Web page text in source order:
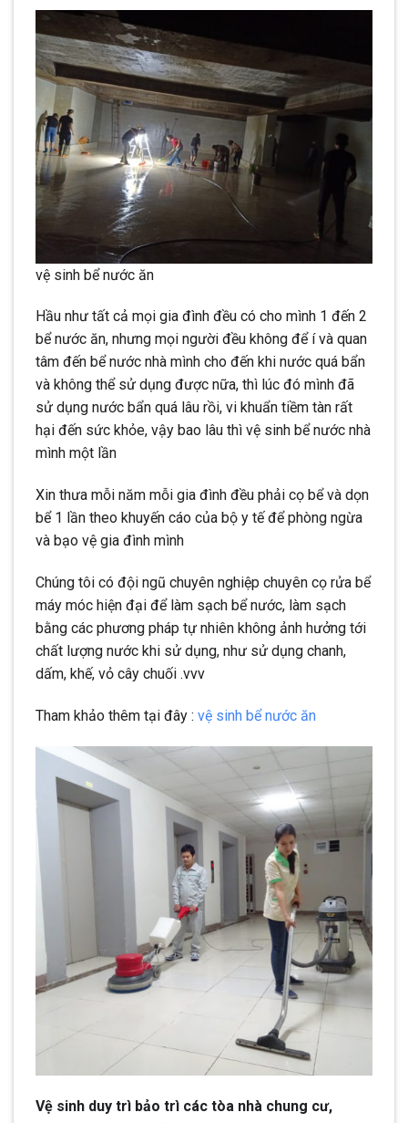
vệ sinh bể nước ăn
Hầu như tất cả mọi gia đình đều có cho mình 1 đến 2
bể nước ăn, nhưng mọi người đều không để í và quan
tâm đến bể nước nhà mình cho đến khi nước quá bẩn
và không thể sử dụng được nữa, thì lúc đó mình đã
sử dụng nước bẩn quá lâu rồi, vi khuẩn tiềm tàn rất
hại đến sức khỏe, vậy bao lâu thì vệ sinh bể nước nhà
mình một lần
Xin thưa mỗi năm mỗi gia đình đều phải cọ bể và dọn
bể 1 lần theo khuyến cáo của bộ y tế để phòng ngừa
và bạo vệ gia đình mình
Chúng tôi có đội ngũ chuyên nghiệp chuyên cọ rửa bể
máy móc hiện đại để làm sạch bể nước, làm sạch
bằng các phương pháp tự nhiên không ảnh hưởng tới
chất lượng nước khi sử dụng, như sử dụng chanh,
dấm, khế, vỏ cây chuối .vvv
Tham khảo thêm tại đây : vệ sinh bể nước ăn
Vệ sinh duy trì bảo trì các tòa nhà chung cư,